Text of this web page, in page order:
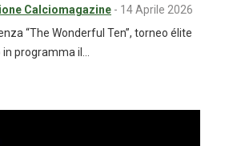
Calciomagazine - 14 Aprile 2026
“The Wonderful Ten”, torneo élite
programma il…